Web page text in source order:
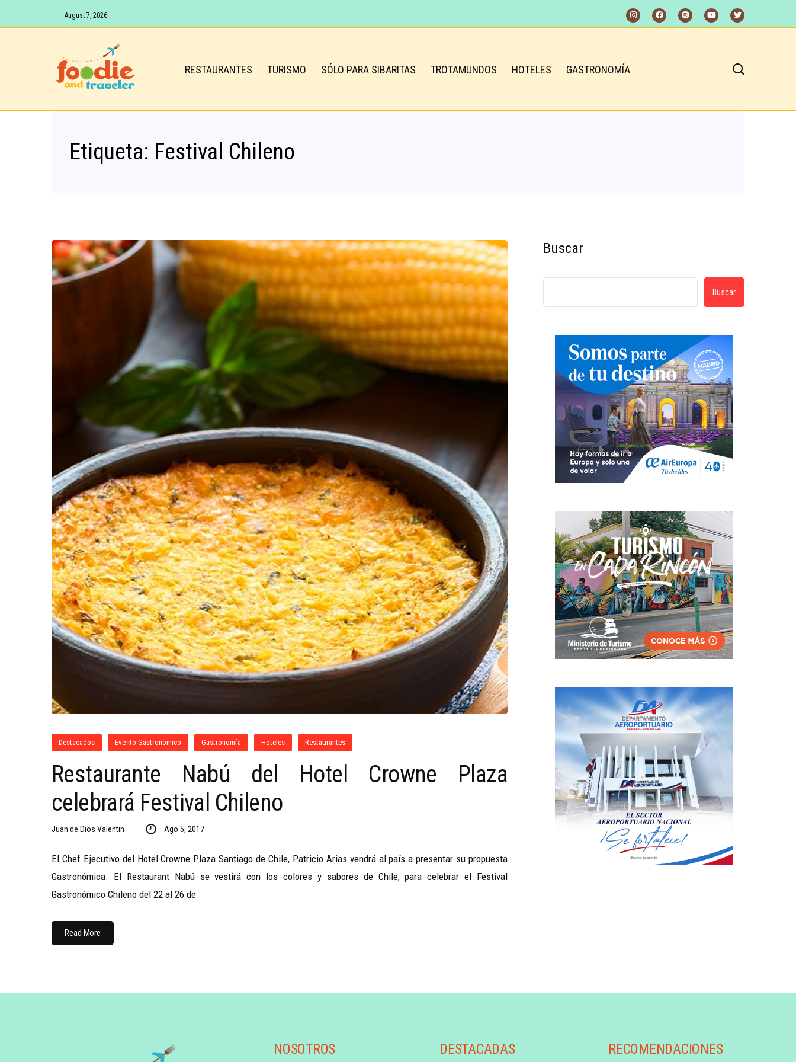
August 7, 2026
RESTAURANTES TURISMO SÓLO PARA SIBARITAS TROTAMUNDOS HOTELES GASTRONOMÍA
Etiqueta: Festival Chileno
Destacados Evento Gastronomico Gastronomía Hoteles Restaurantes
Restaurante Nabú del Hotel Crowne Plaza
celebrará Festival Chileno
Juan de Dios Valentin Ago 5, 2017
El Chef Ejecutivo del Hotel Crowne Plaza Santiago de Chile, Patricio Arias vendrá al país a presentar su propuesta
Gastronómica. El Restaurant Nabú se vestirá con los colores y sabores de Chile, para celebrar el Festival
Gastronómico Chileno del 22 al 26 de
Read More
Buscar
Buscar
NOSOTROS DESTACADAS RECOMENDACIONES